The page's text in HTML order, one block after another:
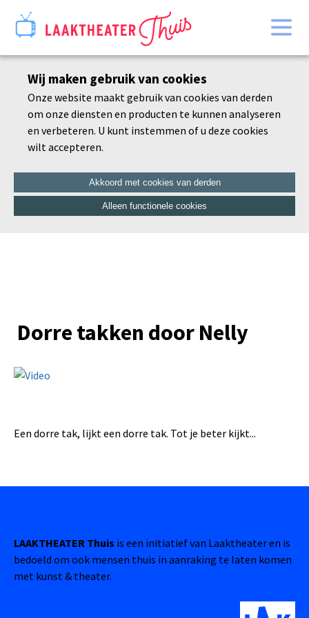
Wij maken gebruik van cookies
Onze website maakt gebruik van cookies van derden
om onze diensten en producten te kunnen analyseren
en verbeteren. U kunt instemmen of u deze cookies
wilt accepteren.
Akkoord met cookies van derden
Alleen functionele cookies
Bekijk alles
Agenda
De schoonheid van de dorre tak
Dorre takken door Nelly
Een dorre tak, lijkt een dorre tak. Tot je beter kijkt...
LAAKTHEATER Thuis is een initiatief van Laaktheater en is
bedoeld om ook mensen thuis in aanraking te laten komen
met kunst & theater.